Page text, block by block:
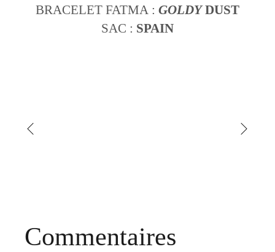
BRACELET FATMA : GOLDYDUST
SAC : SPAIN
Commentaires